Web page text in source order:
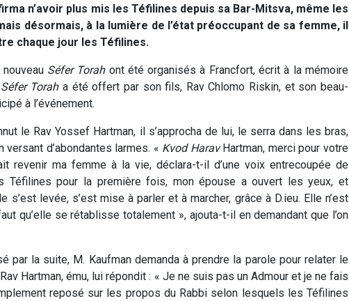
n’avoir plus mis les Téfilines depuis sa Bar-Mitsva, même les
désormais, à la lumière de l’état préoccupant de sa femme, il
chaque jour les Téfilines.
Séfer Torahont été organisés à Francfort, écrit à la mémoire
Séfer Toraha été offert par son fils, Rav Chlomo Riskin, et son beau-
à l’événement.
le Rav Yossef Hartman, il s’approcha de lui, le serra dans les bras,
versant d’abondantes larmes. « Kvod HaravHartman, merci pour votre
revenir ma femme à la vie, déclara-t-il d’une voix entrecoupée de
Téfilines pour la première fois, mon épouse a ouvert les yeux, et
levée, s’est mise à parler et à marcher, grâce à D.ieu. Elle n’est
qu’elle se rétablisse totalement », ajouta-t-il en demandant que l’on
par la suite, M. Kaufman demanda à prendre la parole pour relater le
Hartman, ému, lui répondit : « Je ne suis pas un Admour et je ne fais
reposé sur les propos du Rabbi selon lesquels les Téfilines